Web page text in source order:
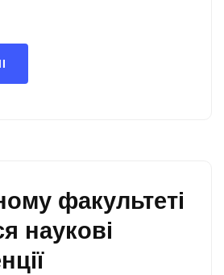
факультеті
наукові